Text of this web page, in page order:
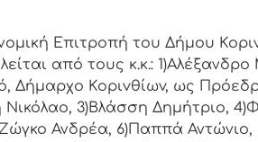
Επιτρoπή τoυ Δήμoυ
από τoυς κ.κ.: 1)Αλέξανδρο
Δήμαρχo Κoριvθίωv, ως
Νικόλαο, 3)Βλάσση Δημήτριο,
Ανδρέα, 6)Παππά Αντώνιο,